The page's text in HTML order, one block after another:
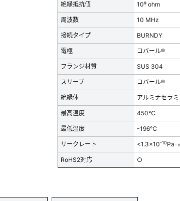
絶縁抵抗値 10⁹ ohm
周波数 10 MHz
接続タイプ BURNDY
電極 コバール®
フランジ材質 SUS 304
スリーブ コバール®
絶縁体 アルミナセラ
最高温度 450℃
最低温度 -196℃
リークレート <1.3x10-10Pa･
RoHS2対応 ○